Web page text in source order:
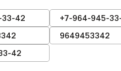
42 +7-964-945-
9649453342
42